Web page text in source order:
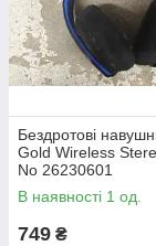
Бездротові
Gold Wireless
No 26230601
В наявності 1 од.
749 ₴